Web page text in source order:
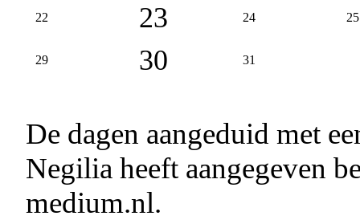
22 23 24 25
29 30 31
De dagen aangeduid met
Negilia heeft aangegeven
medium.nl.